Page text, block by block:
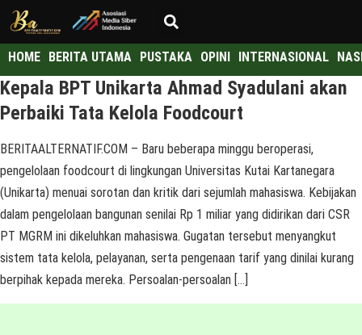
HOME BERITA UTAMA PUSTAKA OPINI INTERNASIONAL
Kepala BPT Unikarta Ahmad Syadulani akan
Perbaiki Tata Kelola Foodcourt
BERITAALTERNATIF.COM – Baru beberapa minggu beroperasi,
pengelolaan foodcourt di lingkungan Universitas Kutai Kartanegara
(Unikarta) menuai sorotan dan kritik dari sejumlah mahasiswa. Kebijakan
dalam pengelolaan bangunan senilai Rp 1 miliar yang didirikan dari CSR
PT MGRM ini dikeluhkan mahasiswa. Gugatan tersebut menyangkut
sistem tata kelola, pelayanan, serta pengenaan tarif yang dinilai kurang
berpihak kepada mereka. Persoalan-persoalan […]